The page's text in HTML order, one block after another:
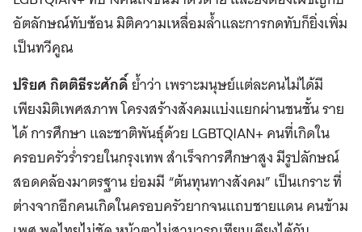
อัตลักษณ์ทับซ้อน มิติความเหลื่อมล้ำและการกดทับก็ยิ่งเพิ่ม
เป็นทวีคูณ
ปริยศ กิตติธีระศักดิ์ย้ำว่า เพราะมนุษย์แต่ละคนไม่ได้มี
เพียงมิติเพศสภาพ โครงสร้างสังคมแบ่งแยกผ่านชนชั้น ราย
ได้ การศึกษา และชาติพันธุ์ด้วย LGBTQIAN+ คนที่เกิดใน
ครอบครัวร่ำรวยในกรุงเทพ สำเร็จการศึกษาสูง มีรูปลักษณ์
สอดคล้องมาตรฐาน ย่อมมี “ต้นทุนทางสังคม” เป็นเกราะ ที่
ต่างจากอีกคนเกิดในครอบครัวยากจนแถบชายแดน คนข้าม